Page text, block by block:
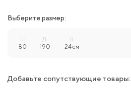
Выберите размер:
Ш.
80 -
Д.
190 -
В.
24 см
Добавьте сопутствующие товары: